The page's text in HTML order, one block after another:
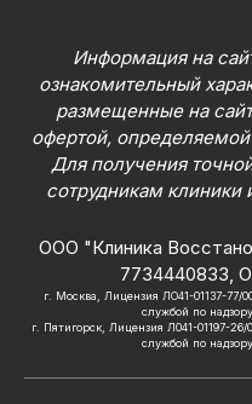
Информация на
ознакомительный
размещенные на
офертой,
Для получения
сотрудникам клиники
ООО "Клиника
7734440833,
г. Москва, Лицензия ЛО41-01137-77/
службой по
г. Пятигорск, Лицензия Л041-01197-
службой по